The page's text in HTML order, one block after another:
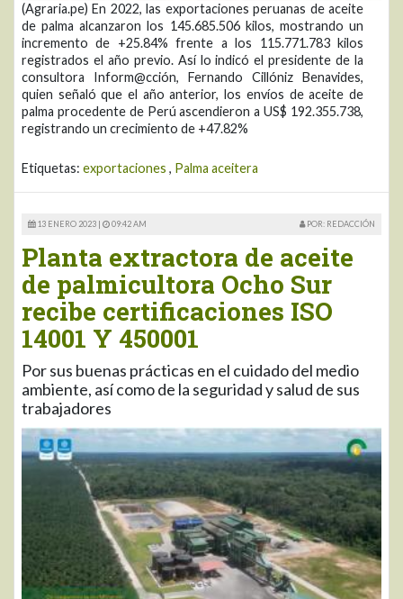
(Agraria.pe) En 2022, las exportaciones peruanas de aceite
de palma alcanzaron los 145.685.506 kilos, mostrando un
incremento de +25.84% frente a los 115.771.783 kilos
registrados el año previo. Así lo indicó el presidente de la
consultora Inform@cción, Fernando Cillóniz Benavides,
quien señaló que el año anterior, los envíos de aceite de
palma procedente de Perú ascendieron a US$ 192.355.738,
registrando un crecimiento de +47.82%
Etiquetas: exportaciones , Palma aceitera
13 ENERO 2023 | 09:42 AM POR: REDACCIÓN
Planta extractora de aceite
de palmicultora Ocho Sur
recibe certificaciones ISO
14001 Y 450001
Por sus buenas prácticas en el cuidado del medio
ambiente, así como de la seguridad y salud de sus
trabajadores